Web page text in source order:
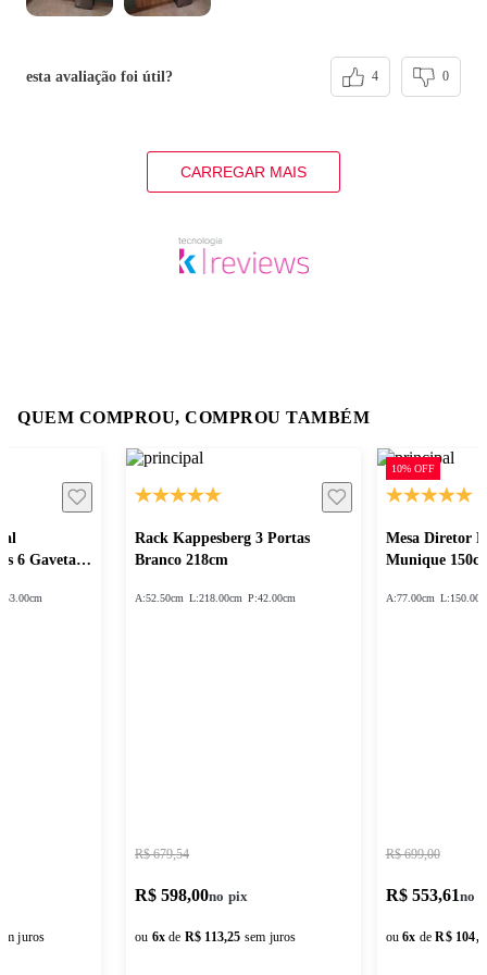
esta avaliação foi útil? 4 0
CARREGAR MAIS
QUEM COMPROU, COMPROU TAMBÉM
Rack Kappesberg 3 Portas
Branco 218cm
A:52.50cm L:218.00cm P:42.00cm
R$ 679,54
R$ 598,00
ou 6x de R$ 113,25 sem juros
10% OFF
Mesa Diretor
Munique
A:77.00cm L:
R$ 699,00
R$ 553,61
ou6x de R$
6 Gavetas
53.00cm
juros